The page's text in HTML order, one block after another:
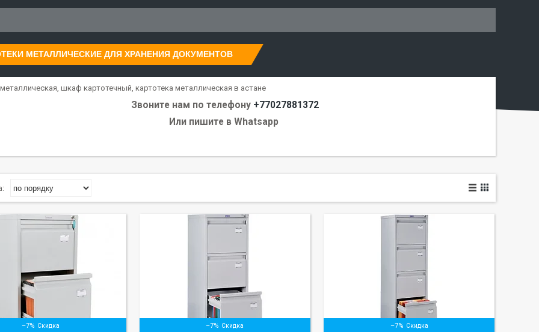
МЕТАЛЛИЧЕСКИЕ ДЛЯ ХРАНЕНИЯ ДОКУМЕНТОВ
шкаф картотечный, картотека металлическая в астане
Звоните нам по телефону +77027881372
Или пишите в Whatsapp
–7% –7% –7%